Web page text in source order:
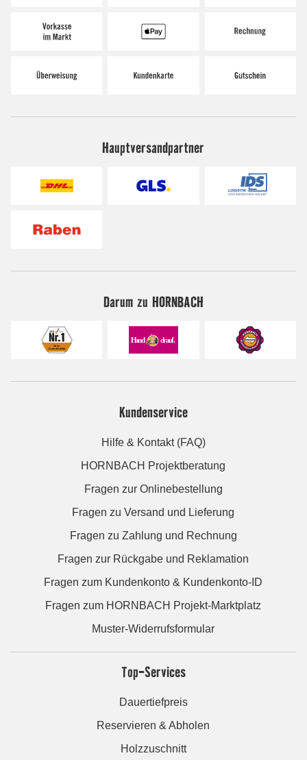
Hauptversandpartner
Darum zu HORNBACH
Kundenservice
Hilfe & Kontakt (FAQ)
HORNBACH Projektberatung
Fragen zur Onlinebestellung
Fragen zu Versand und Lieferung
Fragen zu Zahlung und Rechnung
Fragen zur Rückgabe und Reklamation
Fragen zum Kundenkonto & Kundenkonto-ID
Fragen zum HORNBACH Projekt-Marktplatz
Muster-Widerrufsformular
Top-Services
Dauertiefpreis
Reservieren & Abholen
Holzzuschnitt